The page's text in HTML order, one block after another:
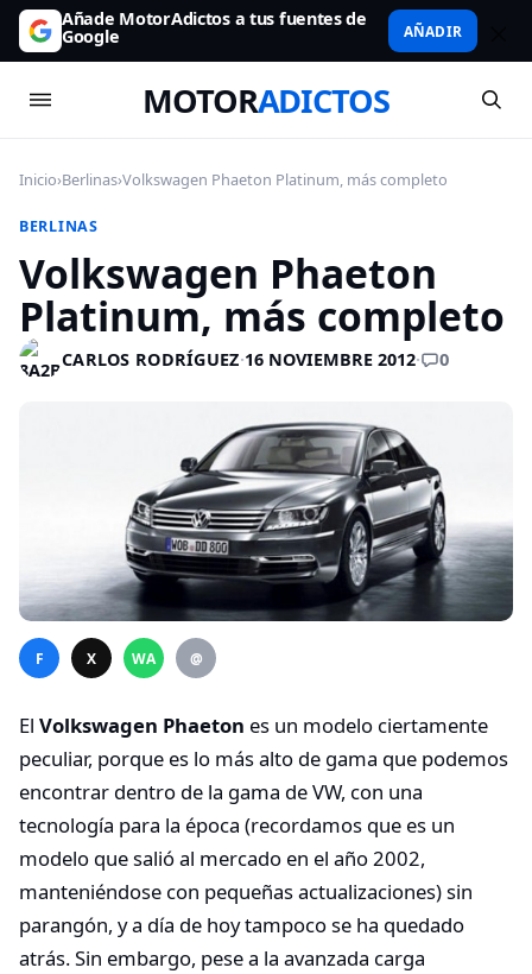
Añade MotorAdictos a tus fuentes de
Google AÑADIR
MOTORADICTOS
Inicio›Berlinas›Volkswagen Phaeton Platinum, más completo
BERLINAS
Volkswagen Phaeton
Platinum, más completo
CARLOS RODRÍGUEZ·16 NOVIEMBRE 2012· 0
F X WA @
El Volkswagen Phaeton es un modelo ciertamente
peculiar, porque es lo más alto de gama que podemos
encontrar dentro de la gama de VW, con una
tecnología para la época (recordamos que es un
modelo que salió al mercado en el año 2002,
manteniéndose con pequeñas actualizaciones) sin
parangón, y a día de hoy tampoco se ha quedado
atrás. Sin embargo, pese a la avanzada carga